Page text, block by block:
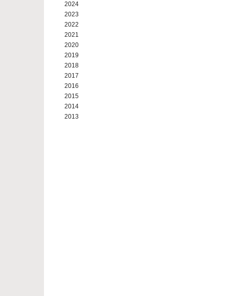
2024
2023
2022
2021
2020
2019
2018
2017
2016
2015
2014
2013